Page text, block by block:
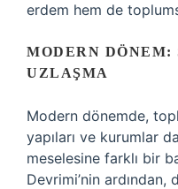
erdem hem de
MODERN DÖNEM:
UZLAŞMA
Modern dönemde,
yapıları ve kurumlar
meselesine farklı bir
Devrimi’nin